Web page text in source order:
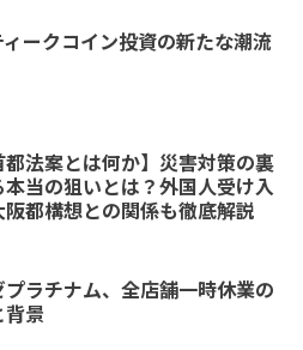
ィークコイン投資の新たな潮流
都法案とは何か】災害対策の裏
本当の狙いとは？外国人受け入
阪都構想との関係も徹底解説
プラチナム、全店舗一時休業の
景